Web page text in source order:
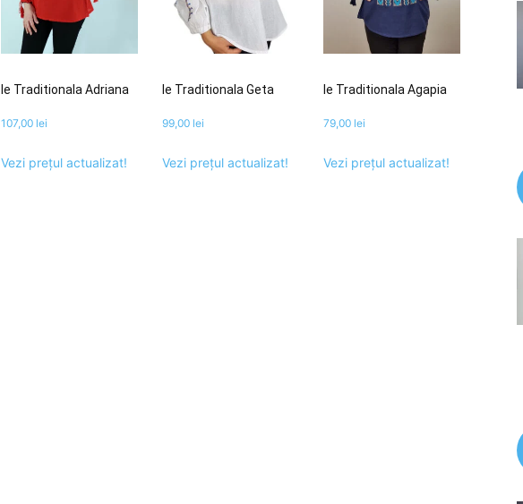
Ie Traditionala Adriana
107,00 lei
Vezi prețul actualizat!
Ie Traditionala Geta
99,00 lei
Vezi prețul actualizat!
Ie Traditionala Agapia
79,00 lei
Vezi prețul actualizat!